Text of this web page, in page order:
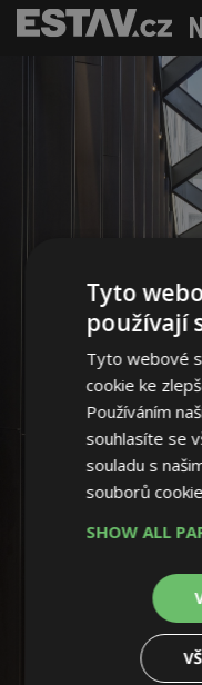
Tyto
používají
Tyto webové
cookie ke
Používáním
souhlasíte se
souladu s
souborů
SHOW ALL